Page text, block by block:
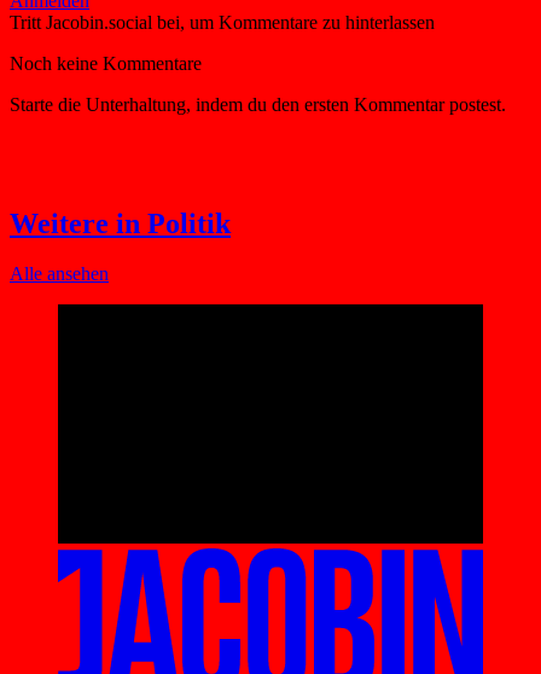
Weitere in Politik
Alle ansehen